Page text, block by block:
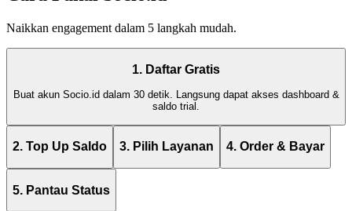
Naikkan engagement dalam 5 langkah mudah.
1. Daftar Gratis
Buat akun Socio.id dalam 30 detik. Langsung dapat akses dashboard &
saldo trial.
2. Top Up Saldo 3. Pilih Layanan 4. Order & Bayar
5. Pantau Status